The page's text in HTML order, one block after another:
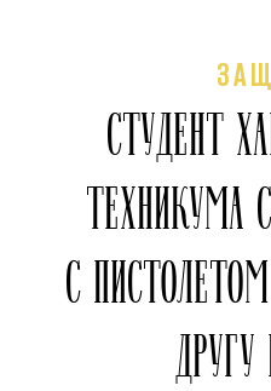
СТУДЕНТ
ТЕХНИКУМА
С